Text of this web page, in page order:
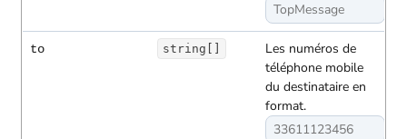
TopMessage
to string[]
Les numéros de
téléphone mobile
du destinataire en
format.
33611123456